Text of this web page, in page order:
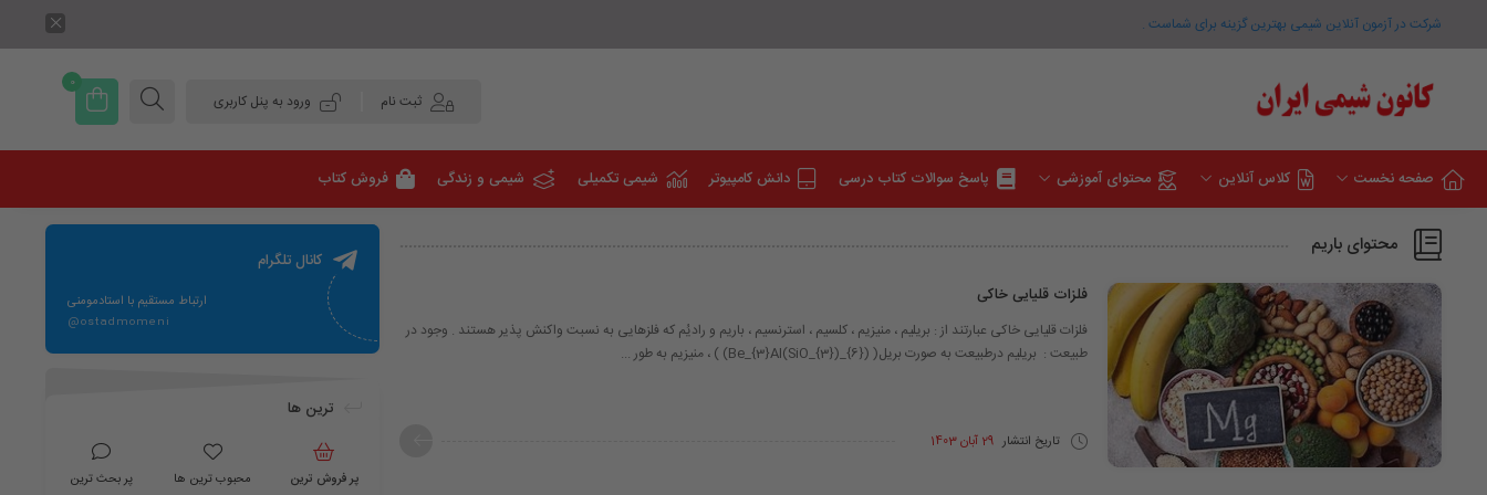
شرکت در آزمون آنلاین شیمی بهترین گزینه برای شماست .
ثبت نام ورود به پنل کاربری
0
صفحه نخست کلاس آنلاین محتوای آموزشی پاسخ سوالات کتاب درسی دانش کامپیوتر شیمی تکمیلی شیمی و زندگی فروش کتاب
محتوای باریم
فلزات قلیایی خاکی
فلزات قلیایی خاکی عبارتند از : بریلیم ، منیزیم ، کلسیم ، استرنسیم ، باریم و رادیُم که فلزهایی به نسبت واکنش پذیر هستند . وجود در
طبیعت : بریلیم درطبیعت به صورت بریل​( (Be_{3}Al(SiO_{3})_{6}) )​ ، منیزیم به طور ...
تاریخ انتشار 29 آبان 1403
کانال تلگرام
ارتباط مستقیم با استادمومنی
@ostadmomeni
ترین ها
پر فروش ترین محبوب ترین ها پر بحث ترین